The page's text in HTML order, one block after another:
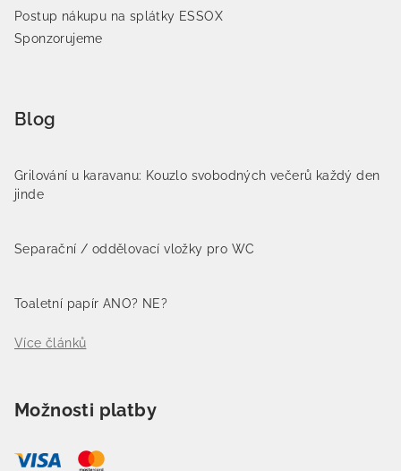
Postup nákupu na splátky ESSOX
Sponzorujeme
Blog
Grilování u karavanu: Kouzlo svobodných večerů každý den
jinde
Separační / oddělovací vložky pro WC
Toaletní papír ANO? NE?
Více článků
Možnosti platby